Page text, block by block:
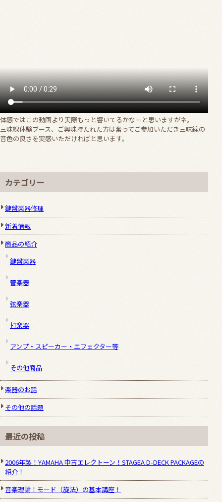
体感ではこの動画より実際もっと響いてるかなーと思いますがネ。
三味線体験ブース、ご興味持たれた方は奮ってご参加いただき三味線の
音色の良さを実感いただければと思います。
カテゴリー
鍵盤楽器修理
新着情報
商品の紹介
鍵盤楽器
管楽器
弦楽器
打楽器
アンプ・スピーカー・エフェクター等
その他商品
楽器のお話
その他の話題
最近の投稿
2006年製！YAMAHA 中古エレクトーン！STAGEA D-DECK PACKAGEの
紹介！
音楽理論！モード（旋法）の基本講座！